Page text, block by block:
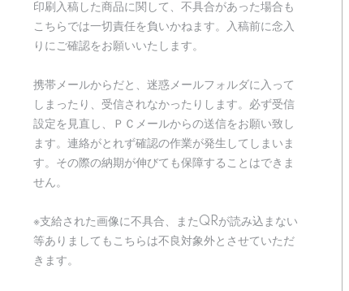
印刷入稿した商品に関して、不具合があった場合も
こちらでは一切責任を負いかねます。入稿前に念入
りにご確認をお願いいたします。
携帯メールからだと、迷惑メールフォルダに入って
しまったり、受信されなかったりします。必ず受信
設定を見直し、ＰＣメールからの送信をお願い致し
ます。連絡がとれず確認の作業が発生してしまいま
す。その際の納期が伸びても保障することはできま
せん。
※支給された画像に不具合、またQRが読み込まない
等ありましてもこちらは不良対象外とさせていただ
きます。